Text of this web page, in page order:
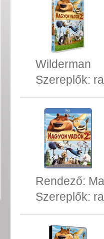
Wilderman
Szereplők:
Rendező:
Szereplők: